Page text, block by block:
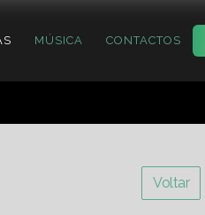
MÚSICA CONTACTOS
Voltar